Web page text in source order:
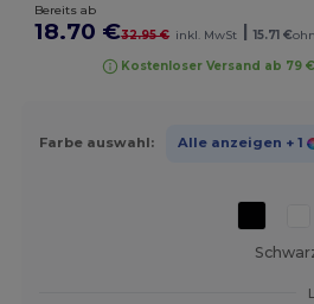
Bereits ab
18.70 €32.95 € inkl. MwSt | 15.71 €
Kostenloser Versand ab 79
Farbe auswahl: Alle anzeigen + 1